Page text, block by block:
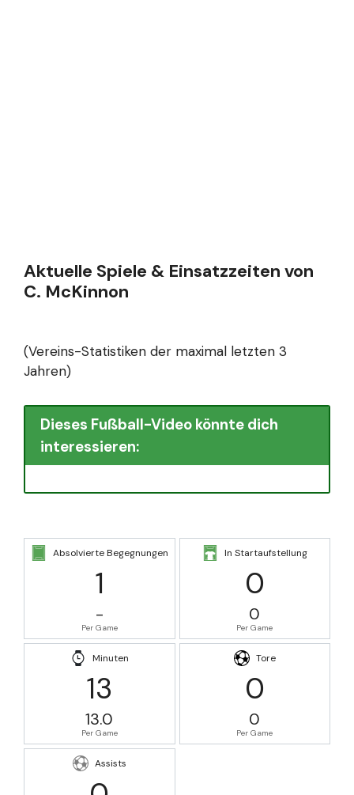
Aktuelle Spiele & Einsatzzeiten von
C. McKinnon
(Vereins-Statistiken der maximal letzten 3
Jahren)
Dieses Fußball-Video könnte dich
interessieren:
Absolvierte Begegnungen
1
-
Per Game
In Startaufstellung
0
0
Per Game
Minuten
13
13.0
Per Game
Tore
0
0
Per Game
Assists